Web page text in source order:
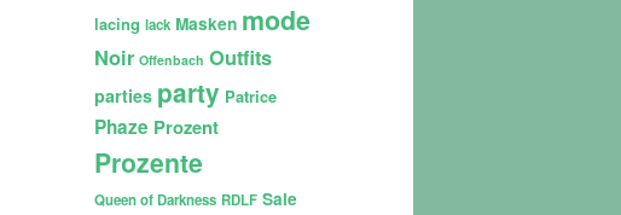
lacing lack Masken mode
Noir Offenbach Outfits
parties party Patrice
Phaze Prozent
Prozente
Queen of Darkness RDLF Sale